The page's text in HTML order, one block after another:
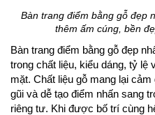
Bàn trang điểm bằng gỗ đẹp
thêm ấm cúng, bền
Bàn trang điểm bằng gỗ đẹp
trong chất liệu, kiểu dáng, tỷ lệ
mặt. Chất liệu gỗ mang lại
gũi và dễ tạo điểm nhấn sang
riêng tư. Khi được bố trí cùng